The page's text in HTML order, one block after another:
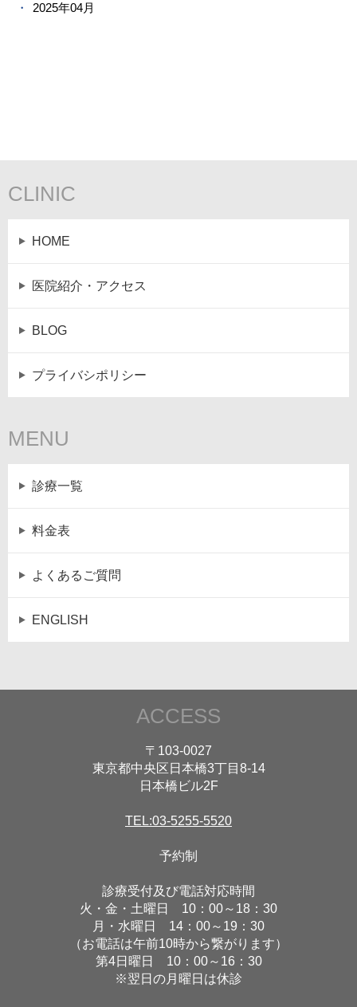
2025年04月
CLINIC
HOME
医院紹介・アクセス
BLOG
プライバシポリシー
MENU
診療一覧
料金表
よくあるご質問
ENGLISH
ACCESS
〒103-0027
東京都中央区日本橋3丁目8-14
日本橋ビル2F
TEL:03-5255-5520
予約制
診療受付及び電話対応時間
火・金・土曜日 10：00～18：30
月・水曜日 14：00～19：30
（お電話は午前10時から繋がります）
第4日曜日 10：00～16：30
※翌日の月曜日は休診